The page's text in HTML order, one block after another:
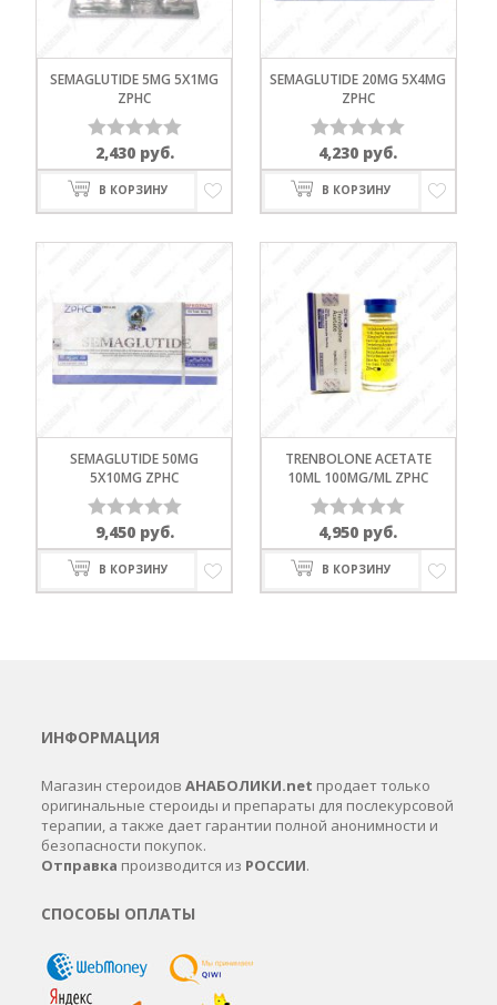
SEMAGLUTIDE 5MG 5X1MG
ZPHC
Оценка
0
из
2,430 руб.
В КОРЗИНУ
SEMAGLUTIDE 20MG 5X4MG
ZPHC
Оценка
0
из
4,230 руб.
В КОРЗИНУ
SEMAGLUTIDE 50MG
5X10MG ZPHC
Оценка
0
из
9,450 руб.
В КОРЗИНУ
TRENBOLONE ACETATE
10ML 100MG/ML ZPHC
Оценка
0
из
4,950 руб.
В КОРЗИНУ
ИНФОРМАЦИЯ
Магазин стероидовАНАБОЛИКИ.net продает только
оригинальные стероиды и препараты для послекурсовой
терапии, а также дает гарантии полной анонимности и
безопасности покупок.
Отправка производится из РОССИИ.
СПОСОБЫ ОПЛАТЫ